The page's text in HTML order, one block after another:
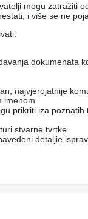
mogu zatražiti
i više se ne
dokumenata
najvjerojatnije
imenom
prikriti iza
stvarne tvrtke
detaljie